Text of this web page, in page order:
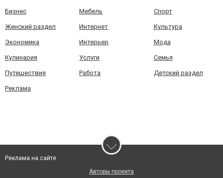
Бизнес Мебель Спорт
Женский раздел Интернет Культура
Экономика Интерьер Мода
Кулинария Услуги Семья
Путешествия Работа Детский раздел
Реклама
Реклама на сайте
Авторы проекта